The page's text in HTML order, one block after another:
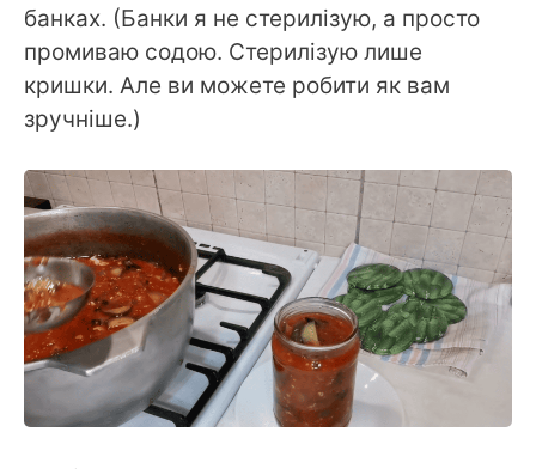
банках. (Банки я не стерилізую, а просто
промиваю содою. Стерилізую лише
кришки. Але ви можете робити як вам
зручніше.)